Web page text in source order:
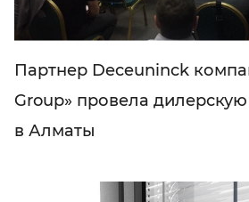
Партнер Deceuninck
Group» провела
в Алматы